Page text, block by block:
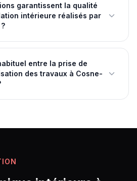
garantissent la qualité
intérieure réalisés par
entre la prise de
des travaux à Cosne-